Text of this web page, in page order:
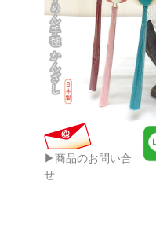
▶商品のお問い合
せ